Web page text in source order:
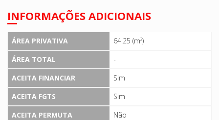
INFORMAÇÕES ADICIONAIS
ÁREA PRIVATIVA
64.25 (m²)
ÁREA TOTAL
-
ACEITA FINANCIAR
Sim
ACEITA FGTS
Sim
ACEITA PERMUTA
Não